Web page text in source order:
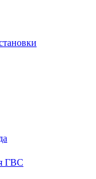
ГВС